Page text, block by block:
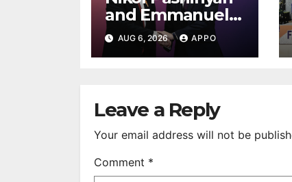
and Emmanuel
Macron Discuss
Armenia–France
AUG 6, 2026 APPO
Leave a Reply
Your email address will not be
Comment *